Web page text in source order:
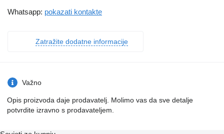
Whatsapp: pokazati kontakte
Zatražite dodatne informacije
Važno
Opis proizvoda daje prodavatelj. Molimo vas da sve detalje
potvrdite izravno s prodavateljem.